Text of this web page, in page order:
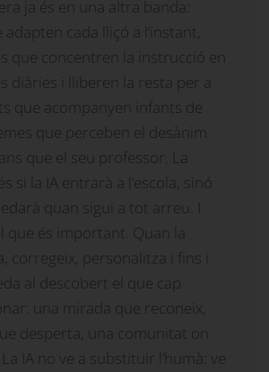
ja és en una altra banda:
cada lliçó a l’instant,
que concentren la instrucció en
diàries i lliberen la resta per a
que acompanyen infants de
que perceben el desànim
que el seu professor. La
si la IA entrarà a l’escola, sinó
quan sigui a tot arreu. I
que és important. Quan la
corregeix, personalitza i fins i
al descobert el que cap
una mirada que reconeix,
desperta, una comunitat on
IA no ve a substituir l’humà: ve